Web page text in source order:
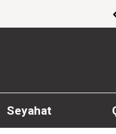
1000
Seyahat